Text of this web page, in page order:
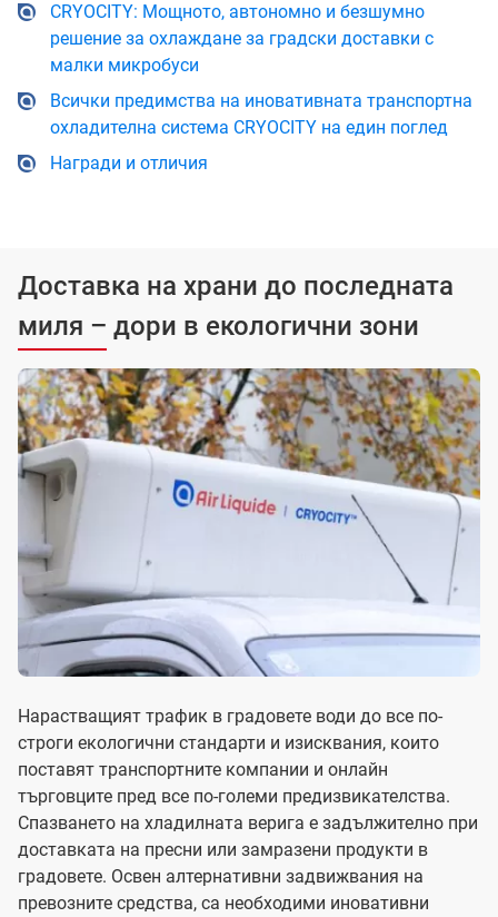
CRYOCITY: Мощното, автономно и безшумно
решение за охлаждане за градски доставки с
малки микробуси
Всички предимства на иновативната транспортна
охладителна система CRYOCITY на един поглед
Награди и отличия
Доставка на храни до последната
миля – дори в екологични зони
Нарастващият трафик в градовете води до все по-
строги екологични стандарти и изисквания, които
поставят транспортните компании и онлайн
търговците пред все по-големи предизвикателства.
Спазването на хладилната верига е задължително при
доставката на пресни или замразени продукти в
градовете. Освен алтернативни задвижвания на
превозните средства, са необходими иновативни